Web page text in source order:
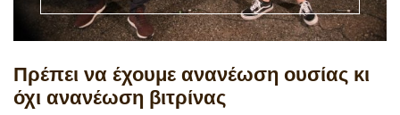
Πρέπει να έχουμε ανανέωση ουσίας κι
όχι ανανέωση βιτρίνας